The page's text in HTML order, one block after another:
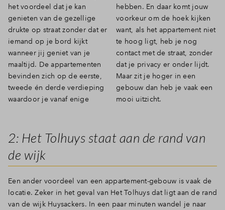
Inloggen
het voordeel dat je kan
genieten van de gezellige
drukte op straat zonder dat er
iemand op je bord kijkt
wanneer jij geniet van je
maaltijd. De appartementen
bevinden zich op de eerste,
tweede én derde verdieping
waardoor je vanaf enige
hebben. En daar komt jouw
voorkeur om de hoek kijken
want, als het appartement niet
te hoog ligt, heb je nog
contact met de straat, zonder
dat je privacy er onder lijdt.
Maar zit je hoger in een
gebouw dan heb je vaak een
mooi uitzicht.
2: Het Tolhuys staat aan de rand van
de wijk
Een ander voordeel van een appartement-gebouw is vaak de
locatie. Zeker in het geval van Het Tolhuys dat ligt aan de rand
van de wijk Huysackers. In een paar minuten wandel je naar